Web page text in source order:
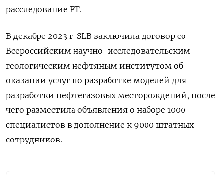
расследование FT.
В декабре 2023 г. SLB заключила договор со
Всероссийским научно-исследовательским
геологическим нефтяным институтом об
оказании услуг по разработке моделей для
разработки нефтегазовых месторождений, после
чего разместила объявления о наборе 1000
специалистов в дополнение к 9000 штатных
сотрудников.